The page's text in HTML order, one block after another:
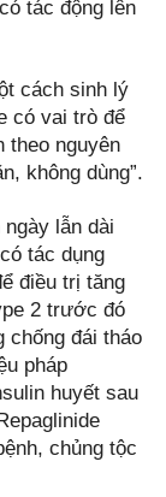
tác động lên
cách sinh lý
có vai trò để
theo nguyên
không dùng”.
lẫn dài
tác dụng
điều trị tăng
2 trước đó
chống đái tháo
pháp
huyết sau
chủng tộc